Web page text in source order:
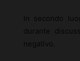
In secondo
durante
negativo.